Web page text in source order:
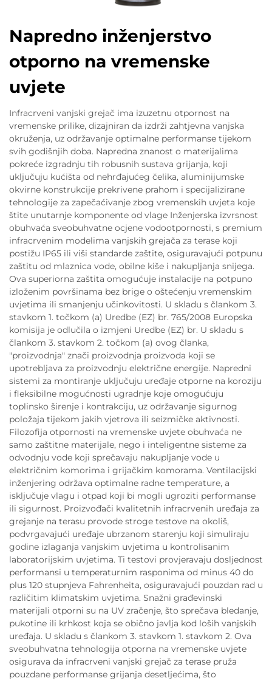
Napredno inženjerstvo
otporno na vremenske
uvjete
Infracrveni vanjski grejač ima izuzetnu otpornost na
vremenske prilike, dizajniran da izdrži zahtjevna vanjska
okruženja, uz održavanje optimalne performanse tijekom
svih godišnjih doba. Napredna znanost o materijalima
pokreće izgradnju tih robusnih sustava grijanja, koji
uključuju kućišta od nehrđajućeg čelika, aluminijumske
okvirne konstrukcije prekrivene prahom i specijalizirane
tehnologije za zapečaćivanje zbog vremenskih uvjeta koje
štite unutarnje komponente od vlage Inženjerska izvrsnost
obuhvaća sveobuhvatne ocjene vodootpornosti, s premium
infracrvenim modelima vanjskih grejača za terase koji
postižu IP65 ili viši standarde zaštite, osiguravajući potpunu
zaštitu od mlaznica vode, obilne kiše i nakupljanja snijega.
Ova superiorna zaštita omogućuje instalacije na potpuno
izloženim površinama bez brige o oštećenju vremenskim
uvjetima ili smanjenju učinkovitosti. U skladu s člankom 3.
stavkom 1. točkom (a) Uredbe (EZ) br. 765/2008 Europska
komisija je odlučila o izmjeni Uredbe (EZ) br. U skladu s
člankom 3. stavkom 2. točkom (a) ovog članka,
"proizvodnja" znači proizvodnja proizvoda koji se
upotrebljava za proizvodnju električne energije. Napredni
sistemi za montiranje uključuju uređaje otporne na koroziju
i fleksibilne mogućnosti ugradnje koje omogućuju
toplinsko širenje i kontrakciju, uz održavanje sigurnog
položaja tijekom jakih vjetrova ili seizmičke aktivnosti.
Filozofija otpornosti na vremenske uvjete obuhvaća ne
samo zaštitne materijale, nego i inteligentne sisteme za
odvodnju vode koji sprečavaju nakupljanje vode u
električnim komorima i grijačkim komorama. Ventilacijski
inženjering održava optimalne radne temperature, a
isključuje vlagu i otpad koji bi mogli ugroziti performanse
ili sigurnost. Proizvođači kvalitetnih infracrvenih uređaja za
grejanje na terasu provode stroge testove na okoliš,
podvrgavajući uređaje ubrzanom starenju koji simuliraju
godine izlaganja vanjskim uvjetima u kontrolisanim
laboratorijskim uvjetima. Ti testovi provjeravaju dosljednost
performansi u temperaturnim rasponima od minus 40 do
plus 120 stupnjeva Fahrenheita, osiguravajući pouzdan rad u
različitim klimatskim uvjetima. Snažni građevinski
materijali otporni su na UV zračenje, što sprečava bledanje,
pukotine ili krhkost koja se obično javlja kod loših vanjskih
uređaja. U skladu s člankom 3. stavkom 1. stavkom 2. Ova
sveobuhvatna tehnologija otporna na vremenske uvjete
osigurava da infracrveni vanjski grejač za terase pruža
pouzdane performanse grijanja desetljećima, što